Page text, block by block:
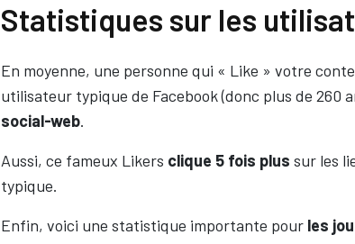
Statistiques sur les
En moyenne, une personne qui « Like » votre
utilisateur typique de Facebook (donc plus de 260
social-web.
Aussi, ce fameux Likers clique 5 fois plus sur les
typique.
Enfin, voici une statistique importante pour les